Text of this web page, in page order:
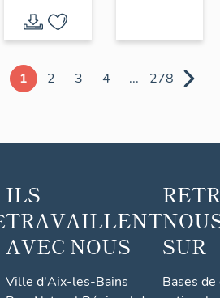
1 2 3 4 ... 278
ILS
TRAVAILLENT
AVEC NOUS
Ville d'Aix-les-Bains
SUR
Bases